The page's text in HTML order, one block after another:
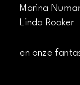
Marina
Linda Rooker
en onze